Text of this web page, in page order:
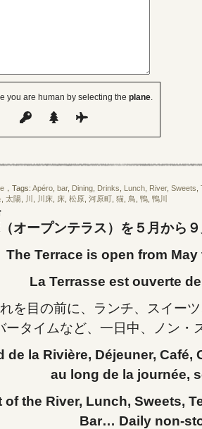
you are human by selecting the plane.
，Tags: Apéro bar, Dining Drinks Lunch River, Sweets
太陽 川 川床 床 松原 河原町 猫 鳥 鴨 鴨川
on
Terraceオープンテラス）を５月から
The Terrace is open from
La Terrasse est ouverte
を目の前に、ランチ、スイー
ータイムなど、一日中、ノン・
de la Rivière, Déjeuner,
au long de la journée,
of the River, Lunch, Sweets,
Bar… Daily non-